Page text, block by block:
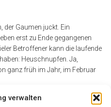
verwalten
der Gaumen juckt. Ein
erst zu Ende gegangenen
Betroffener kann die laufende
Heuschnupfen. Ja,
ganz früh im Jahr, im Februar